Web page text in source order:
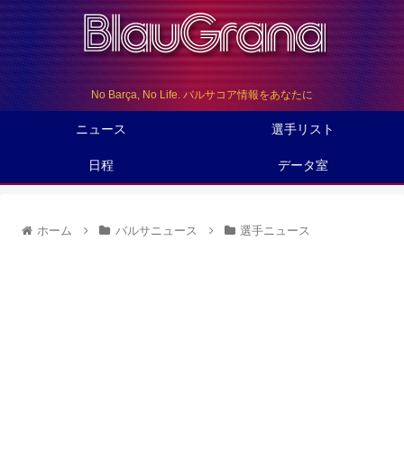
No Barça, No Life. バルサコア情報をあなたに
ニュース 選手リスト
日程 データ室
ホーム バルサニュース 選手ニュース